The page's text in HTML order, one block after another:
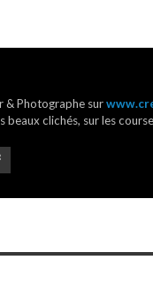
& Photographe sur
beaux clichés, sur les